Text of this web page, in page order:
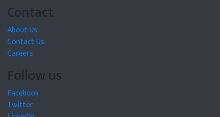
Contact
About Us
Contact Us
Careers
Follow us
Facebook
Twitter